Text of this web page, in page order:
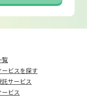
覧
ービスを探す
サービス
ビス